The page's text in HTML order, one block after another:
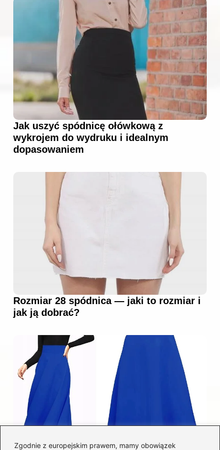
Zgodnie z europejskim prawem, mamy obowiązek
Jak uszyć spódnicę ołówkową z
wykrojem do wydruku i idealnym
dopasowaniem
Rozmiar 28 spódnica — jaki to rozmiar i
jak ją dobrać?